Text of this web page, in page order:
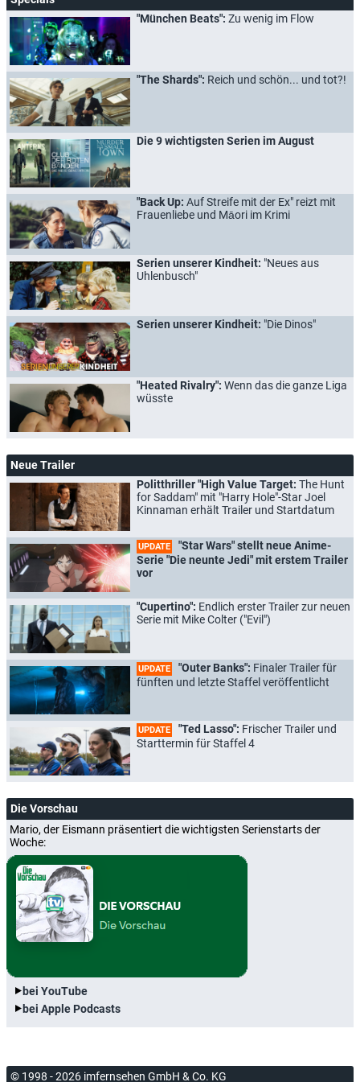
"München Beats": Zu wenig im Flow
"The Shards": Reich und schön... und tot?!
Die 9 wichtigsten Serien im August
"Back Up: Auf Streife mit der Ex" reizt mit
Frauenliebe und Māori im Krimi
Serien unserer Kindheit: "Neues aus
Uhlenbusch"
Serien unserer Kindheit: "Die Dinos"
"Heated Rivalry": Wenn das die ganze Liga
wüsste
Neue Trailer
Politthriller "High Value Target: The Hunt
for Saddam" mit "Harry Hole"-Star Joel
Kinnaman erhält Trailer und Startdatum
UPDATE
"Star Wars" stellt neue Anime-
Serie "Die neunte Jedi" mit erstem Trailer
vor
"Cupertino": Endlich erster Trailer zur neuen
Serie mit Mike Colter ("Evil")
UPDATE "Outer Banks": Finaler Trailer für
fünften und letzte Staffel veröffentlicht
UPDATE "Ted Lasso": Frischer Trailer und
Starttermin für Staffel 4
Die Vorschau
Mario, der Eismann präsentiert die wichtigsten Serienstarts der
Woche:
bei YouTube
bei Apple Podcasts
© 1998 - 2026 imfernsehen GmbH & Co. KG